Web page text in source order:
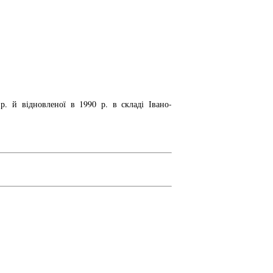
р. й відновленої в 1990 р. в складі Івано-